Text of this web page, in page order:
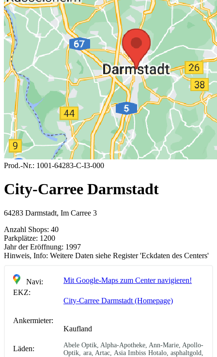
Prod.-Nr.: 1001-64283-C-I3-000
City-Carree Darmstadt
64283 Darmstadt, Im Carree 3
Anzahl Shops: 40
Parkplätze: 1200
Jahr der Eröffnung: 1997
Hinweis, Info: Weitere Daten siehe Register 'Eckdaten des Centers'
Navi:
Mit Google-Maps zum Center navigieren!
EKZ:
City-Carree Darmstadt (Homepage)
Ankermieter:
Kaufland
Läden:
Abele Optik, Alpha-Apotheke, Ann-Marie, Apollo-
Optik, ara, Artac, Asia Imbiss Hotalo, asphaltgold,